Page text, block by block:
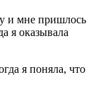
и мне пришлось
я оказывала
я поняла, что